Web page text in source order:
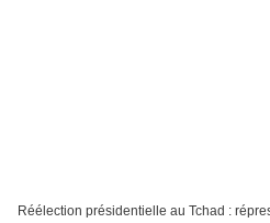
Réélection présidentielle au Tchad :